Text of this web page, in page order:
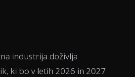
industrija doživlja
ki bo v letih 2026 in 2027